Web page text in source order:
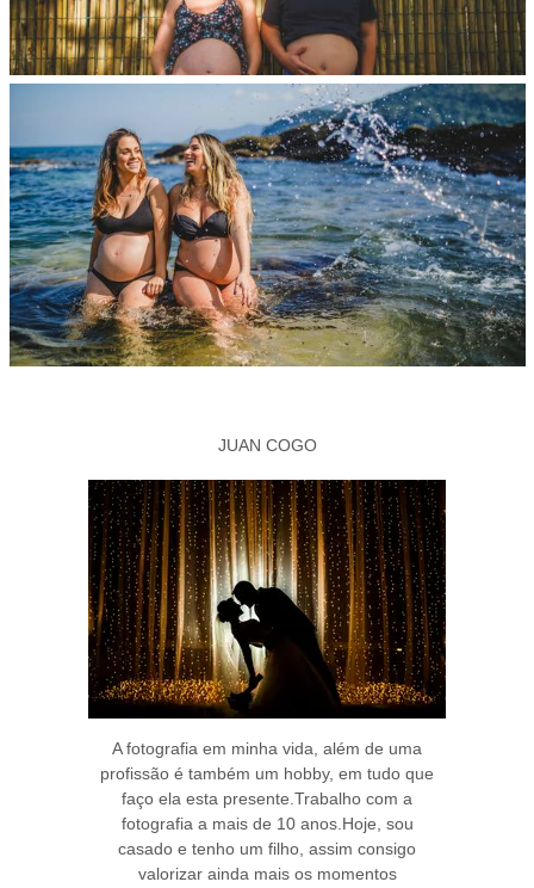
JUAN COGO
A fotografia em minha vida, além de uma
profissão é também um hobby, em tudo que
faço ela esta presente.Trabalho com a
fotografia a mais de 10 anos.Hoje, sou
casado e tenho um filho, assim consigo
valorizar ainda mais os momentos